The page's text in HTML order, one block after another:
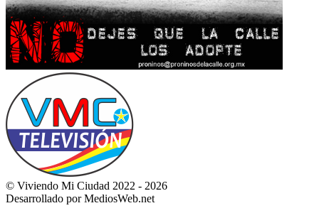
© Viviendo Mi Ciudad 2022 - 2026
Desarrollado por MediosWeb.net